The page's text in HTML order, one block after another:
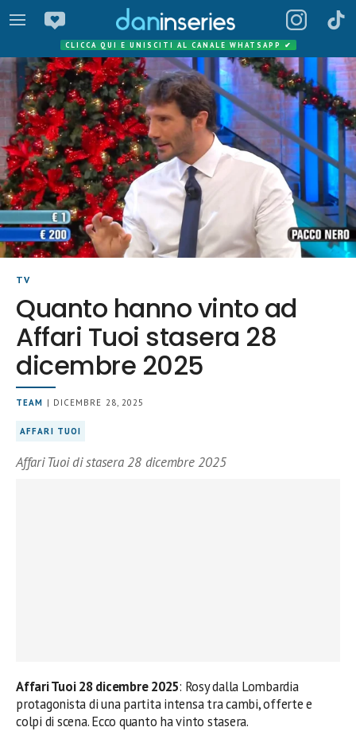
CLICCA QUI E UNISCITI AL CANALE WHATSAPP ✔
TV
Quanto hanno vinto ad
Affari Tuoi stasera 28
dicembre 2025
TEAM | DICEMBRE 28, 2025
AFFARI TUOI
Affari Tuoi di stasera 28 dicembre 2025
Affari Tuoi 28 dicembre 2025: Rosy dalla Lombardia
protagonista di una partita intensa tra cambi, offerte e
colpi di scena. Ecco quanto ha vinto stasera.